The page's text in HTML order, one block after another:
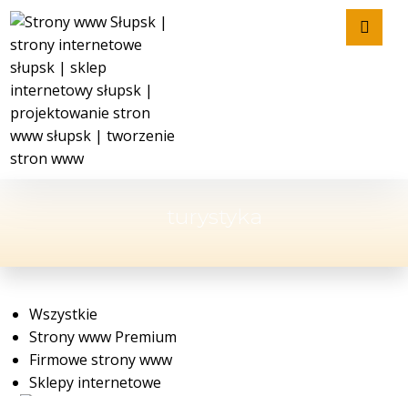
Wszystkie
Strony www Premium
Firmowe strony www
Sklepy internetowe